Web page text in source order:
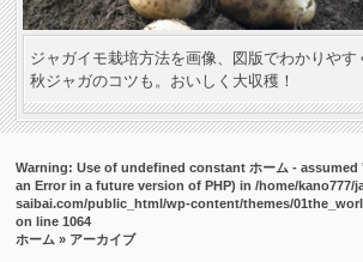
ジャガイモ栽培方法を画像、図版でわかりやす
秋ジャガのコツも。おいしく大収穫！
Warning: Use of undefined constant ホーム -
an Error in a future version of PHP) in/home/kano777/
saibai.com/public_html/wp-content/themes/
on line1064
ホーム » アーカイブ